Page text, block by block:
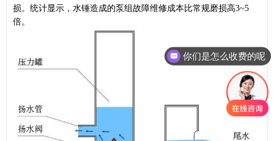
损。统计显示，水锤造成的泵组故障维修成本比常规磨损高3~5
倍。
你们是怎么收费的呢